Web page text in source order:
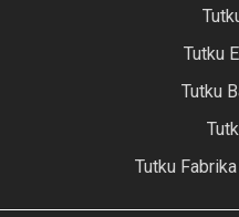
Tutku
Tutku
Tutku